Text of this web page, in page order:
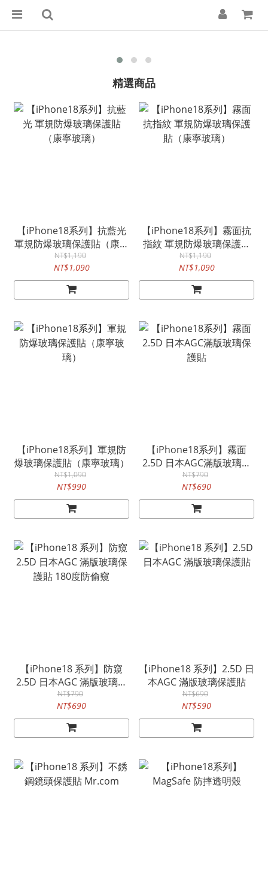
精選商品
【iPhone18系列】抗藍光
軍規防爆玻璃保護貼（康寧
玻璃）
NT$1,190
NT$1,090
【iPhone18系列】霧面抗
指紋 軍規防爆玻璃保護貼
（康寧玻璃）
NT$1,190
NT$1,090
【iPhone18系列】軍規防
爆玻璃保護貼（康寧玻璃）
NT$1,090
NT$990
【iPhone18系列】霧面
2.5D 日本AGC滿版玻璃保
護貼
NT$790
NT$690
【iPhone18 系列】防窺
2.5D 日本AGC 滿版玻璃保
護貼 180度防偷窺
NT$790
NT$690
【iPhone18 系列】2.5D 日
本AGC 滿版玻璃保護貼
NT$690
NT$590